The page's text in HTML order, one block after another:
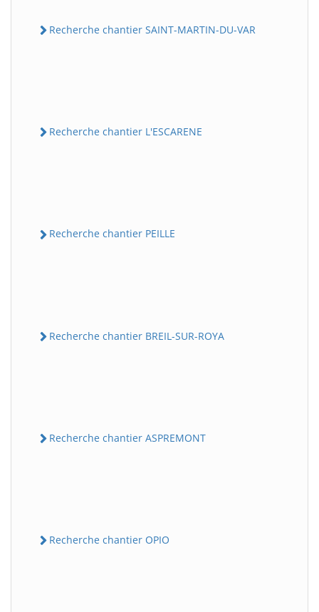
Recherche chantier SAINT-MARTIN-DU-VAR
Recherche chantier L'ESCARENE
Recherche chantier PEILLE
Recherche chantier BREIL-SUR-ROYA
Recherche chantier ASPREMONT
Recherche chantier OPIO